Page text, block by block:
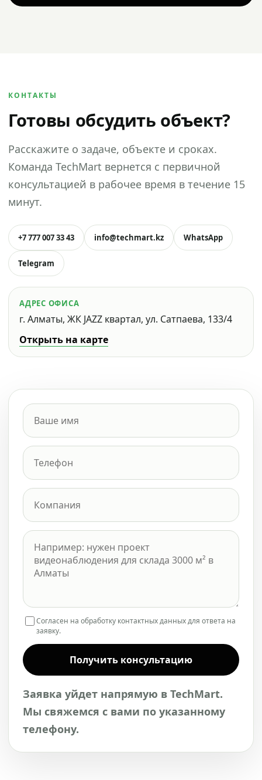
КОНТАКТЫ
Готовы обсудить объект?
Расскажите о задаче, объекте и сроках.
Команда TechMart вернется с первичной
консультацией в рабочее время в течение 15
минут.
+7 777 007 33 43 info@techmart.kz WhatsApp
Telegram
АДРЕС ОФИСА
г. Алматы, ЖК JAZZ квартал, ул. Сатпаева, 133/4
Открыть на карте
Согласен на обработку контактных данных для ответа на
заявку.
Получить консультацию
Заявка уйдет напрямую в TechMart.
Мы свяжемся с вами по указанному
телефону.